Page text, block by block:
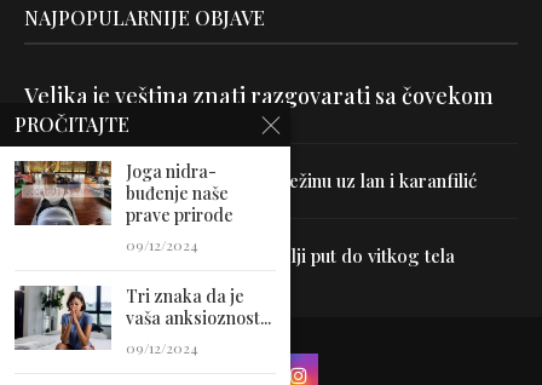
NAJPOPULARNIJE OBJAVE
Velika je veština znati razgovarati sa čovekom
Uništite parazite i normalizujte težinu uz lan i karanfilić
Dr Hajder: Akupunktura je najbolji put do vitkog tela
PROČITAJTE
Joga nidra-
buđenje naše
prave prirode
09/12/2024
Tri znaka da je
vaša anksioznost...
09/12/2024